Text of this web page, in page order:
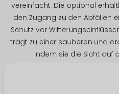
vereinfacht. Die optional
den Zugang zu den Abfällen
Schutz vor
trägt zu einer sauberen und
indem sie die Sicht auf